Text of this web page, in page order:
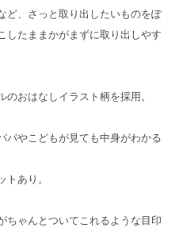
ど、さっと取り出したいものをぽ
したままかがまずに取り出しやす
おはなしイラスト柄を採用。
パやこどもが見ても中身がわかる
あり。
ちゃんとついてこれるような目印